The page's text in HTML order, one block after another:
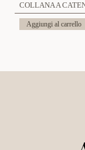
Aggiungi al carrello